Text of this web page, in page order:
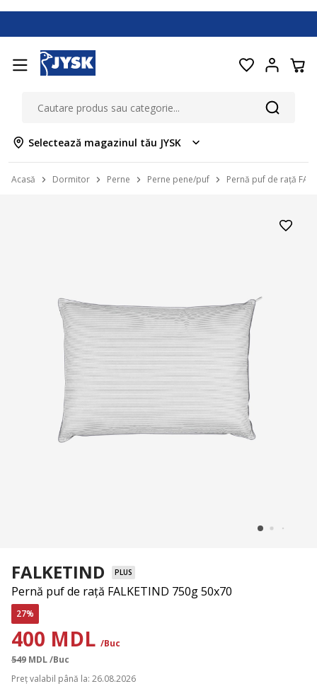
Selectează magazinul tău JYSK
Acasă Dormitor Perne Perne pene/puf Pernă puf de rață
FALKETIND PLUS
Pernă puf de rață FALKETIND 750g 50x70
27%
400 MDL /Buc
549 MDL/Buc
Preț valabil până la: 26.08.2026